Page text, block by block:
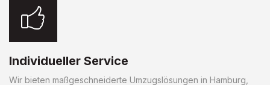
Individueller Service
Wir bieten maßgeschneiderte Umzugslösungen in Hamburg,